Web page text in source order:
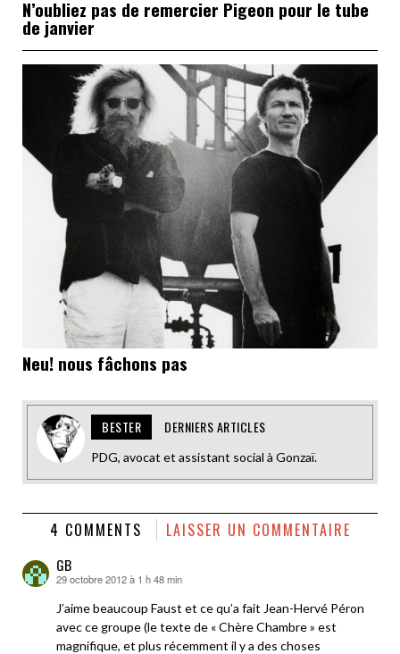
N’oubliez pas de remercier Pigeon pour le tube
de janvier
Neu! nous fâchons pas
BESTER DERNIERS ARTICLES
PDG, avocat et assistant social à Gonzaï.
4 COMMENTS LAISSER UN COMMENTAIRE
GB
dit :
29 octobre 2012 à 1 h 48 min
J’aime beaucoup Faust et ce qu’a fait Jean-Hervé Péron
avec ce groupe (le texte de « Chère Chambre » est
magnifique, et plus récemment il y a des choses